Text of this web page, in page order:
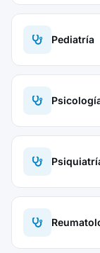
Pediatría